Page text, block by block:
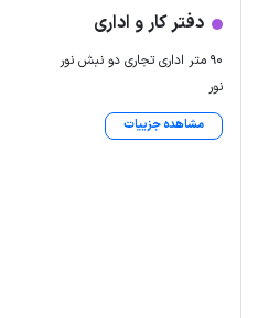
دفتر کار و اداری
90 متر اداری تجاری دو نبش نور
نور
مشاهده جزییات